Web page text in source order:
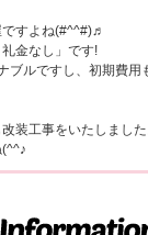
すよね(#^^#)♬
金なし」です!
ブルですし、初期費用
装工事をいたしました